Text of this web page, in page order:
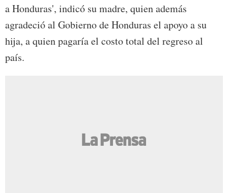
a Honduras', indicó su madre, quien además
agradeció al Gobierno de Honduras el apoyo a su
hija, a quien pagaría el costo total del regreso al
país.